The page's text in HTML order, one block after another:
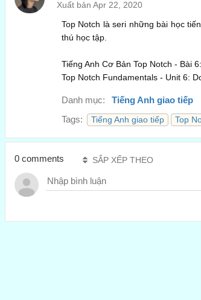
Xuất bản Apr 22, 2020
Top Notch là seri những bài học
thú học tập.
Tiếng Anh Cơ Bản Top Notch - Bài
Top Notch Fundamentals - Unit 6:
Danh mục:
Tiếng Anh giao tiếp
Tags:
Tiếng Anh giao tiếp Top
0 comments SẮP XẾP THEO